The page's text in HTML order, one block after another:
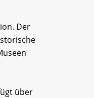
Der
über